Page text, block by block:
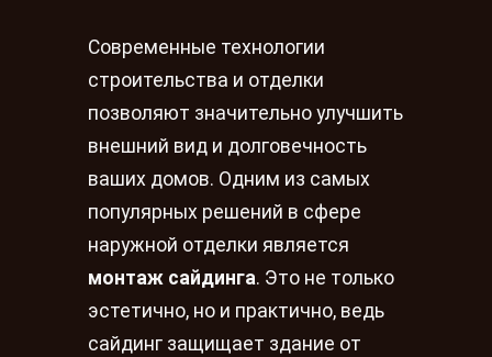
Современные технологии
строительства и отделки
позволяют значительно улучшить
внешний вид и долговечность
ваших домов. Одним из самых
популярных решений в сфере
наружной отделки является
монтаж сайдинга. Это не только
эстетично, но и практично, ведь
сайдинг защищает здание от